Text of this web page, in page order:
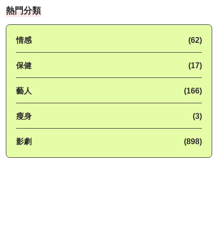
熱門分類
情感 (62)
保健 (17)
藝人 (166)
瘦身 (3)
影劇 (898)